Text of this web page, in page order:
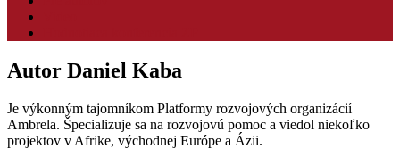
Autor Daniel Kaba
Je výkonným tajomníkom Platformy rozvojových organizácií
Ambrela. Špecializuje sa na rozvojovú pomoc a viedol niekoľko
projektov v Afrike, východnej Európe a Ázii.